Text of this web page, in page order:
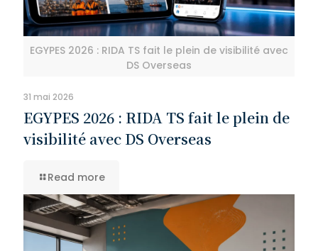
EGYPES 2026 : RIDA TS fait le plein de visibilité avec
DS Overseas
31 mai 2026
EGYPES 2026 : RIDA TS fait le plein de
visibilité avec DS Overseas
Read more